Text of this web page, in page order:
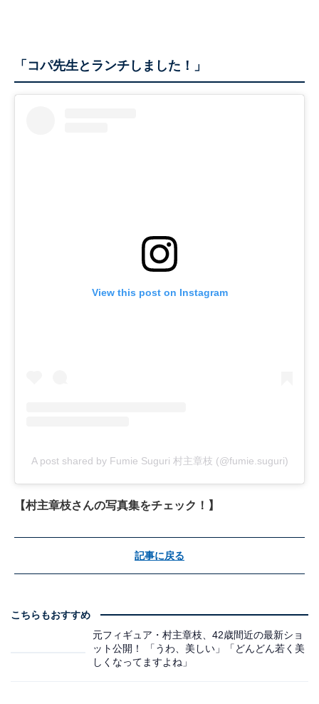
「コパ先生とランチしました！」
View this post on Instagram
A post shared by Fumie Suguri 村主章枝 (@fumie.suguri)
【村主章枝さんの写真集をチェック！】
記事に戻る
こちらもおすすめ
元フィギュア・村主章枝、42歳間近の最新ショ
ット公開！ 「うわ、美しい」「どんどん若く美
しくなってますよね」